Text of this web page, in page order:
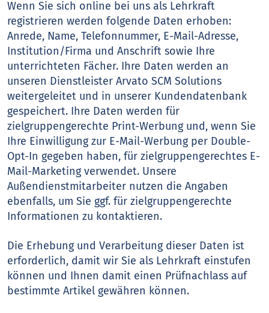
Wenn Sie sich online bei uns als Lehrkraft
registrieren werden folgende Daten erhoben:
Anrede, Name, Telefonnummer, E-Mail-Adresse,
Institution/Firma und Anschrift sowie Ihre
unterrichteten Fächer. Ihre Daten werden an
unseren Dienstleister Arvato SCM Solutions
weitergeleitet und in unserer Kundendatenbank
gespeichert. Ihre Daten werden für
zielgruppengerechte Print-Werbung und, wenn Sie
Ihre Einwilligung zur E-Mail-Werbung per Double-
Opt-In gegeben haben, für zielgruppengerechtes E-
Mail-Marketing verwendet. Unsere
Außendienstmitarbeiter nutzen die Angaben
ebenfalls, um Sie ggf. für zielgruppengerechte
Informationen zu kontaktieren.
Die Erhebung und Verarbeitung dieser Daten ist
erforderlich, damit wir Sie als Lehrkraft einstufen
können und Ihnen damit einen Prüfnachlass auf
bestimmte Artikel gewähren können.